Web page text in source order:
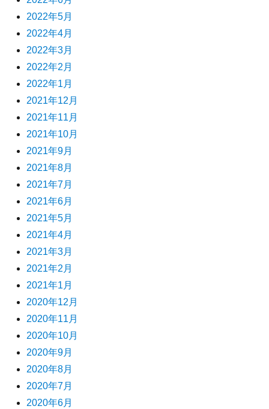
2022年5月
2022年4月
2022年3月
2022年2月
2022年1月
2021年12月
2021年11月
2021年10月
2021年9月
2021年8月
2021年7月
2021年6月
2021年5月
2021年4月
2021年3月
2021年2月
2021年1月
2020年12月
2020年11月
2020年10月
2020年9月
2020年8月
2020年7月
2020年6月